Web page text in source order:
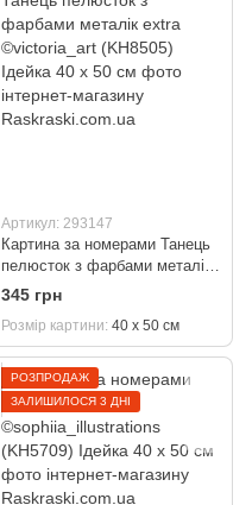
Артикул: 293147
Картина за номерами Танець
пелюсток з фарбами металік
extra ©victoria_art (KH8505)
Ідейка 40 х 50 см
345 грн
Розмір картини 40 х 50 см
РОЗПРОДАЖ
ЗАЛИШИЛОСЯ 3 ДНІ